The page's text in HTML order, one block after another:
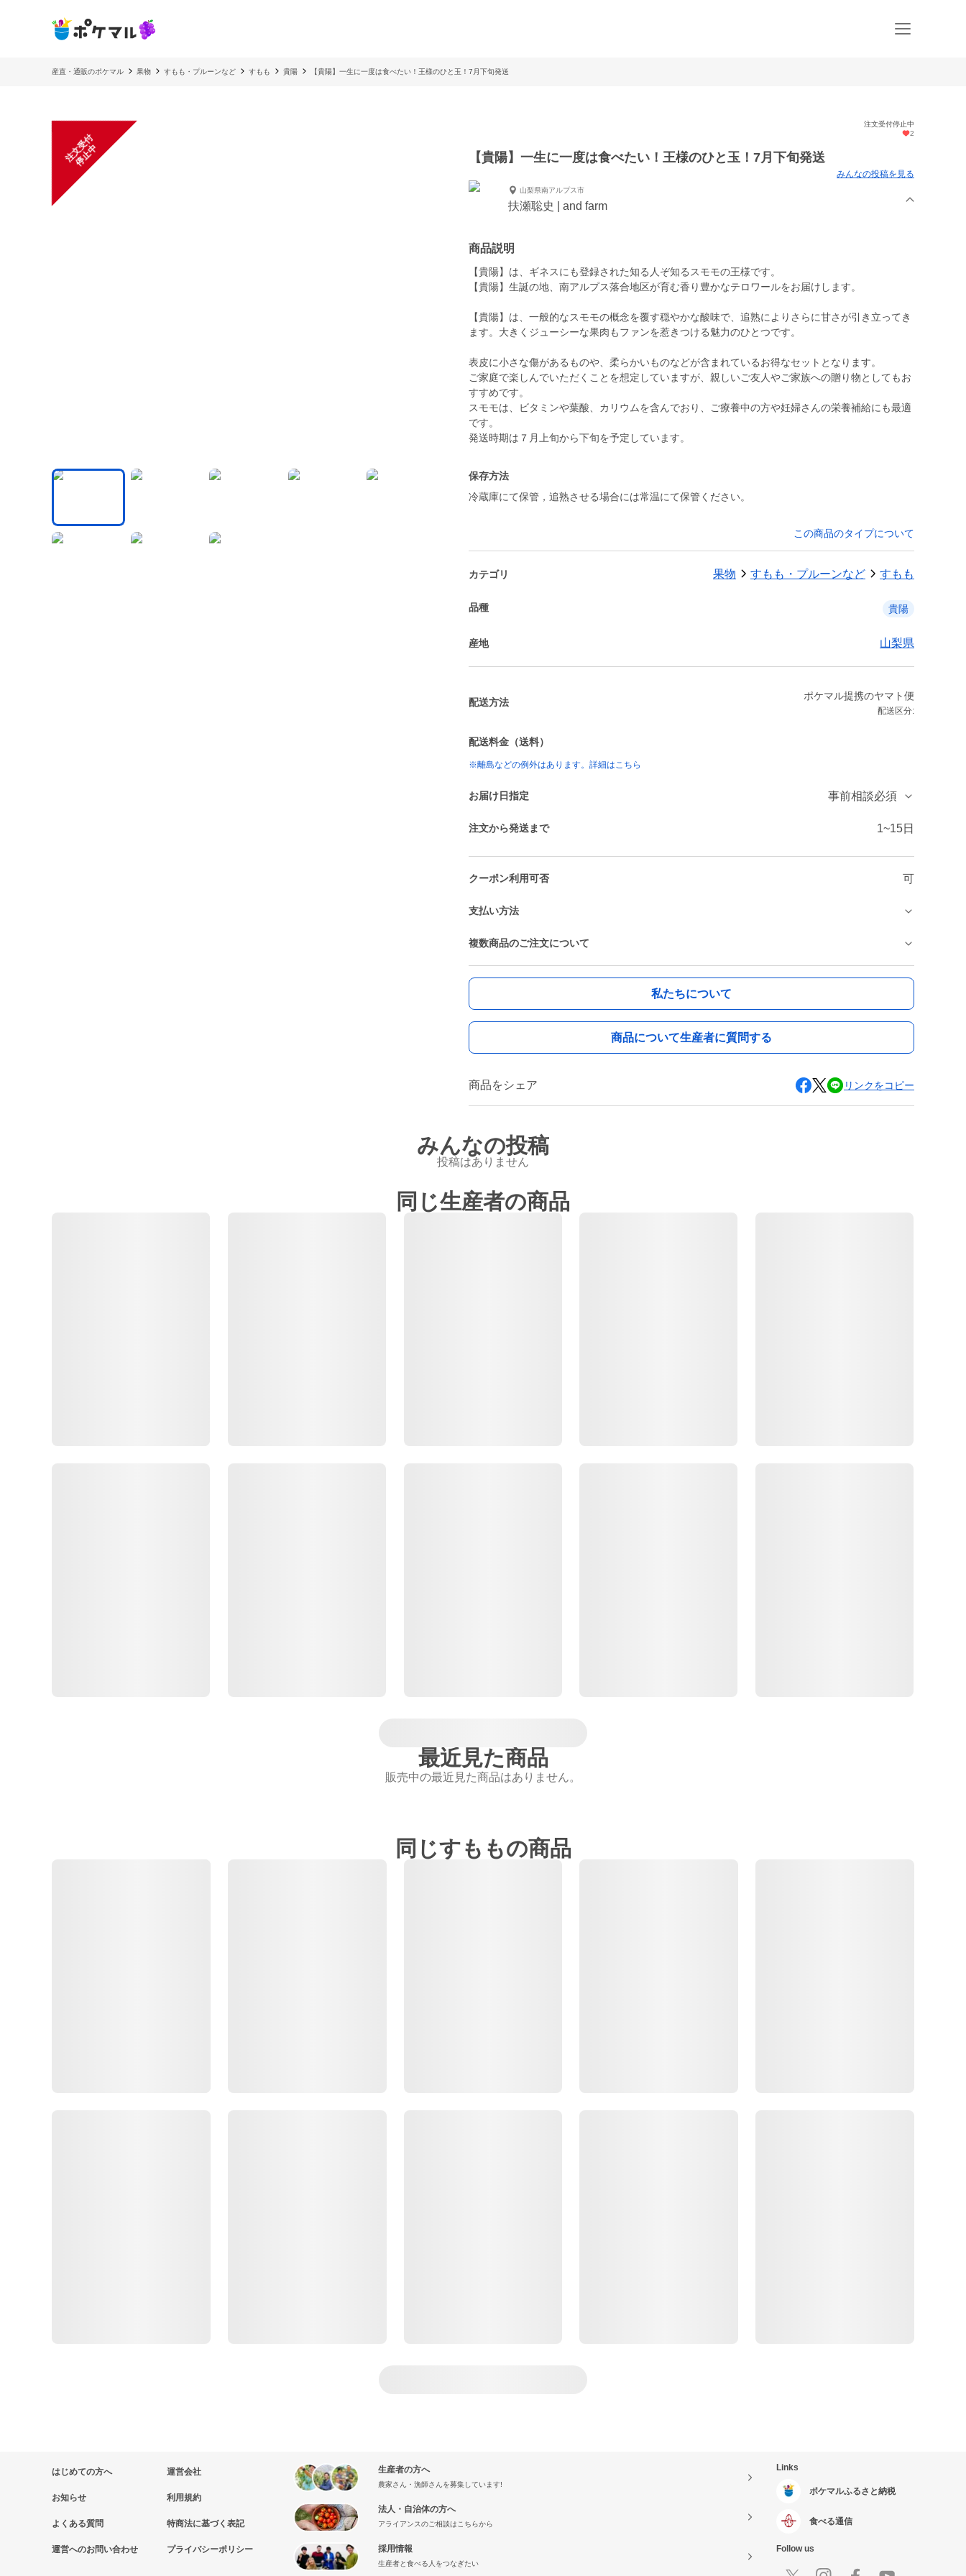
産直・通販のポケマル 果物 すもも・プルーンなど すもも 貴陽 【貴陽】一生に一度は食べたい！王様のひと玉！7月下旬発送
注
文
受
付
停
止
中
注文受付停止中
2
【貴陽】一生に一度は食べたい！王様のひと玉！7月下旬発送
みんなの投稿を見る
山梨県南アルプス市
扶瀬聡史 | and farm
商品説明
【貴陽】は、ギネスにも登録された知る人ぞ知るスモモの王様です。
【貴陽】生誕の地、南アルプス落合地区が育む香り豊かなテロワールをお届けします。
【貴陽】は、一般的なスモモの概念を覆す穏やかな酸味で、追熟によりさらに甘さが引き立ってき
ます。大きくジューシーな果肉もファンを惹きつける魅力のひとつです。
表皮に小さな傷があるものや、柔らかいものなどが含まれているお得なセットとなります。
ご家庭で楽しんでいただくことを想定していますが、親しいご友人やご家族への贈り物としてもお
すすめです。
スモモは、ビタミンや葉酸、カリウムを含んでおり、ご療養中の方や妊婦さんの栄養補給にも最適
です。
発送時期は７月上旬から下旬を予定しています。
保存方法
冷蔵庫にて保管，追熟させる場合には常温にて保管ください。
この商品のタイプについて
カテゴリ 果物 すもも・プルーンなど すもも
品種 貴陽
産地 山梨県
配送方法
ポケマル提携のヤマト便
配送区分:
配送料金（送料）
※離島などの例外はあります。詳細はこちら
お届け日指定 事前相談必須
注文から発送まで 1~15日
クーポン利用可否 可
支払い方法
複数商品のご注文について
私たちについて
商品について生産者に質問する
商品をシェア リンクをコピー
みんなの投稿
投稿はありません
同じ生産者の商品
最近見た商品
販売中の最近見た商品はありません。
同じすももの商品
はじめての方へ
お知らせ
よくある質問
運営へのお問い合わせ
運営会社
利用規約
特商法に基づく表記
プライバシーポリシー
生産者の方へ
農家さん・漁師さんを募集しています!
法人・自治体の方へ
アライアンスのご相談はこちらから
採用情報
生産者と食べる人をつなぎたい
Links
ポケマルふるさと納税
食べる通信
Follow us